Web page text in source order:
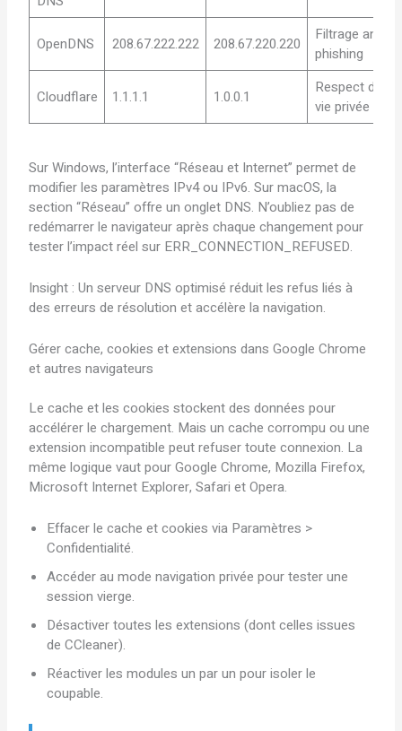
OpenDNS 208.67.222.222 208.67.220.220
Filtrage anti-
phishing
Cloudflare 1.1.1.1 1.0.0.1
Respect de la
vie privée
Sur Windows, l’interface “Réseau et Internet” permet de
modifier les paramètres IPv4 ou IPv6. Sur macOS, la
section “Réseau” offre un onglet DNS. N’oubliez pas de
redémarrer le navigateur après chaque changement pour
tester l’impact réel sur ERR_CONNECTION_REFUSED.
Insight : Un serveur DNS optimisé réduit les refus liés à
des erreurs de résolution et accélère la navigation.
Gérer cache, cookies et extensions dans Google Chrome
et autres navigateurs
Le cache et les cookies stockent des données pour
accélérer le chargement. Mais un cache corrompu ou une
extension incompatible peut refuser toute connexion. La
même logique vaut pour Google Chrome, Mozilla Firefox,
Microsoft Internet Explorer, Safari et Opera.
Effacer le cache et cookies via Paramètres >
Confidentialité.
Accéder au mode navigation privée pour tester une
session vierge.
Désactiver toutes les extensions (dont celles issues
de CCleaner).
Réactiver les modules un par un pour isoler le
coupable.